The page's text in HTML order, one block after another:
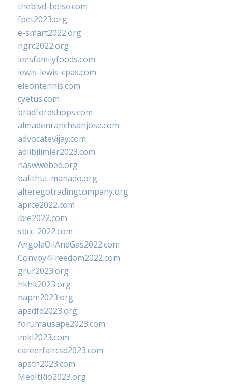
theblvd-boise.com
fpet2023.org
e-smart2022.org
ngrc2022.org
leesfamilyfoods.com
lewis-lewis-cpas.com
eleontennis.com
cyetus.com
bradfordshops.com
almadenranchsanjose.com
advocatevijay.com
adlibilimler2023.com
naswwebed.org
balithut-manado.org
alteregotradingcompany.org
aprce2022.com
ibie2022.com
sbcc-2022.com
AngolaOilAndGas2022.com
Convoy4Freedom2022.com
grur2023.org
hkhk2023.org
napm2023.org
apsdfd2023.org
forumausape2023.com
imkl2023.com
careerfaircsd2023.com
apsth2023.com
MedItRio2023.org